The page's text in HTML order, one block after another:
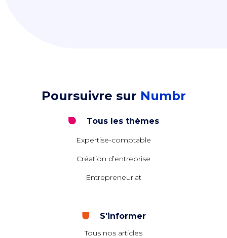
Poursuivre sur Numbr
Tous les thèmes
Expertise-comptable
Création d’entreprise
Entrepreneuriat
S'informer
Tous nos articles